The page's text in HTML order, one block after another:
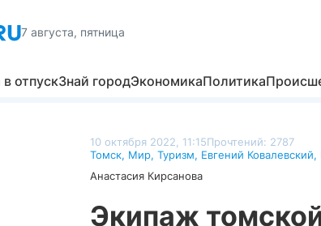
7 августа, пятница
отпускЗнай городЭкономикаПолитика
10 октября 2022, 11:15Прочтений: 2787
Томск, Мир, Туризм, Евгений Ковалевский,
Анастасия Кирсанова
Экипаж